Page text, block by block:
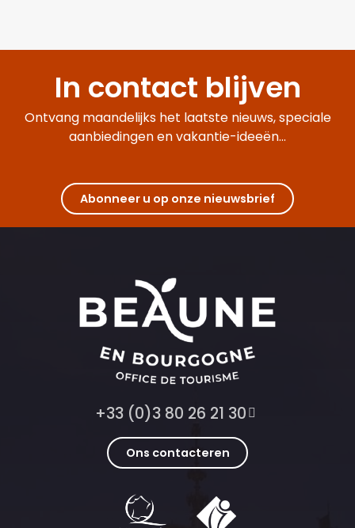
In contact blijven
Ontvang maandelijks het laatste nieuws, speciale
aanbiedingen en vakantie-ideeën...
Abonneer u op onze nieuwsbrief
+33 (0)3 80 26 21 30
Ons contacteren